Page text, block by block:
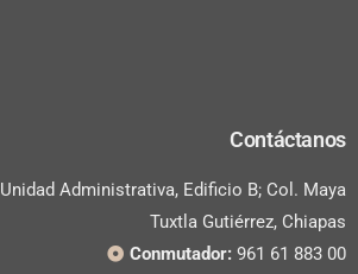
Contáctanos
Unidad Administrativa, Edificio B; Col. Maya
Tuxtla Gutiérrez, Chiapas
Conmutador: 961 61 883 00